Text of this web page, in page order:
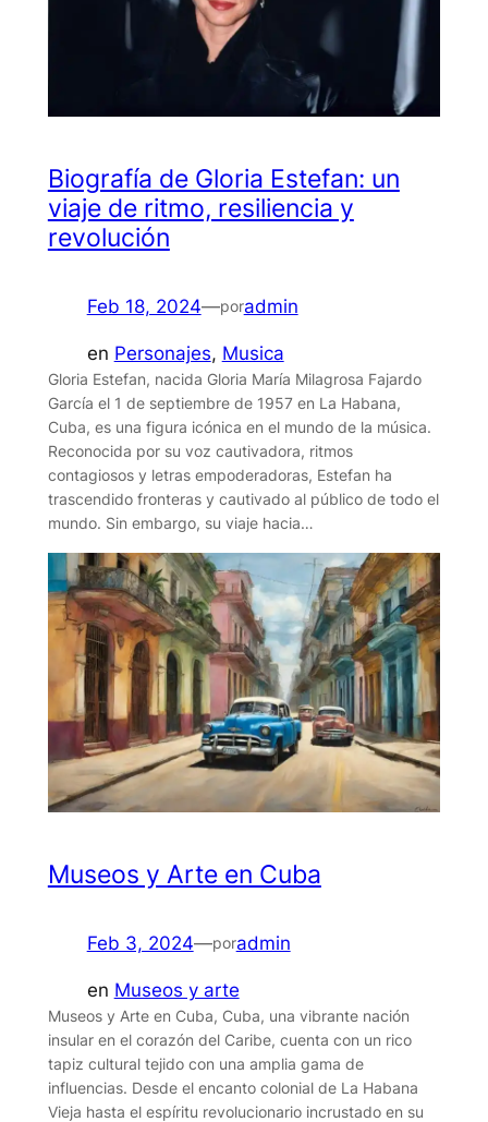
Biografía de Gloria Estefan: un
viaje de ritmo, resiliencia y
revolución
Feb 18, 2024—poradmin
en Personajes, Musica
Gloria Estefan, nacida Gloria María Milagrosa Fajardo
García el 1 de septiembre de 1957 en La Habana,
Cuba, es una figura icónica en el mundo de la música.
Reconocida por su voz cautivadora, ritmos
contagiosos y letras empoderadoras, Estefan ha
trascendido fronteras y cautivado al público de todo el
mundo. Sin embargo, su viaje hacia…
Museos y Arte en Cuba
Feb 3, 2024—poradmin
en Museos y arte
Museos y Arte en Cuba, Cuba, una vibrante nación
insular en el corazón del Caribe, cuenta con un rico
tapiz cultural tejido con una amplia gama de
influencias. Desde el encanto colonial de La Habana
Vieja hasta el espíritu revolucionario incrustado en su